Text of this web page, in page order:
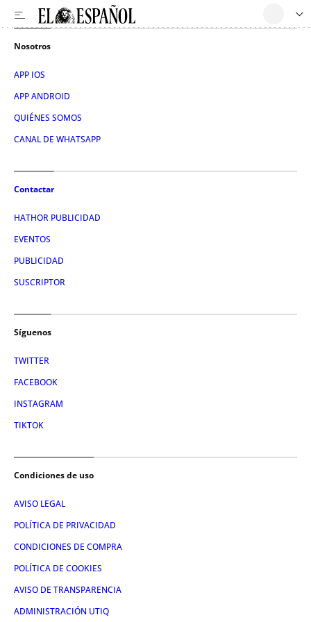
Nosotros
APP IOS
APP ANDROID
QUIÉNES SOMOS
CANAL DE WHATSAPP
Contactar
HATHOR PUBLICIDAD
EVENTOS
PUBLICIDAD
SUSCRIPTOR
Síguenos
TWITTER
FACEBOOK
INSTAGRAM
TIKTOK
Condiciones de uso
AVISO LEGAL
POLÍTICA DE PRIVACIDAD
CONDICIONES DE COMPRA
POLÍTICA DE COOKIES
AVISO DE TRANSPARENCIA
ADMINISTRACIÓN UTIQ